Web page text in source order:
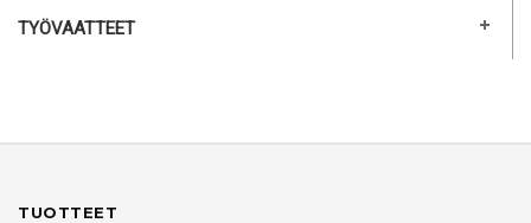
TYÖVAATTEET
TUOTTEET